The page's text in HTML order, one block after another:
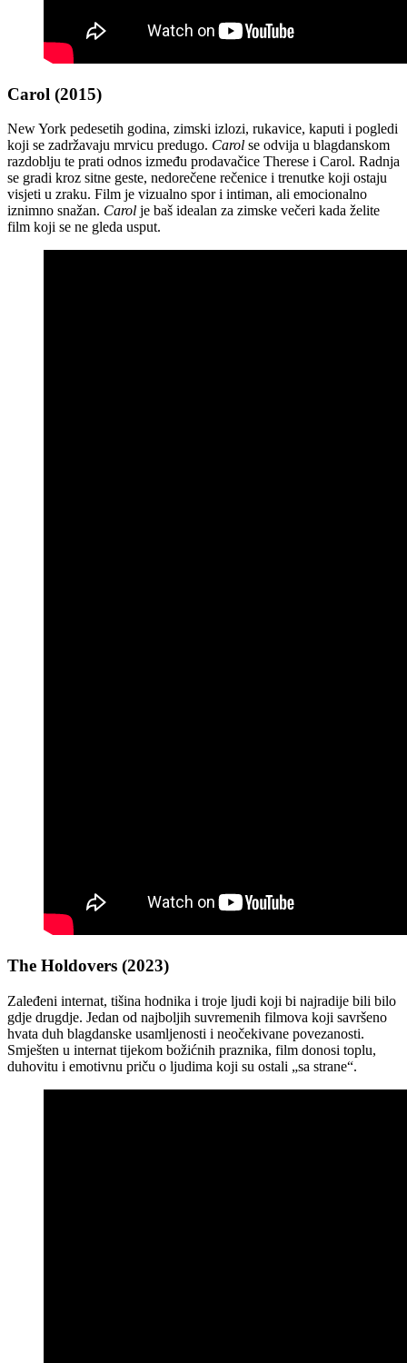
Carol (2015)
New York pedesetih godina, zimski izlozi, rukavice, kaputi i pogledi
koji se zadržavaju mrvicu predugo. Carol se odvija u blagdanskom
razdoblju te prati odnos između prodavačice Therese i Carol. Radnja
se gradi kroz sitne geste, nedorečene rečenice i trenutke koji ostaju
visjeti u zraku. Film je vizualno spor i intiman, ali emocionalno
iznimno snažan. Carol je baš idealan za zimske večeri kada želite
film koji se ne gleda usput.
The Holdovers (2023)
Zaleđeni internat, tišina hodnika i troje ljudi koji bi najradije bili bilo
gdje drugdje. Jedan od najboljih suvremenih filmova koji savršeno
hvata duh blagdanske usamljenosti i neočekivane povezanosti.
Smješten u internat tijekom božićnih praznika, film donosi toplu,
duhovitu i emotivnu priču o ljudima koji su ostali „sa strane“.